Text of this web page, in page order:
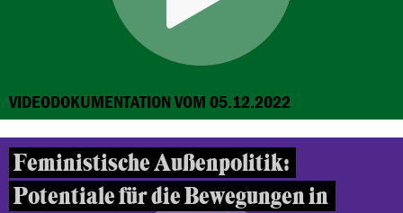
VIDEODOKUMENTATION VOM 05.12.2022
Feministische Außenpolitik:
Potentiale für die Bewegungen in